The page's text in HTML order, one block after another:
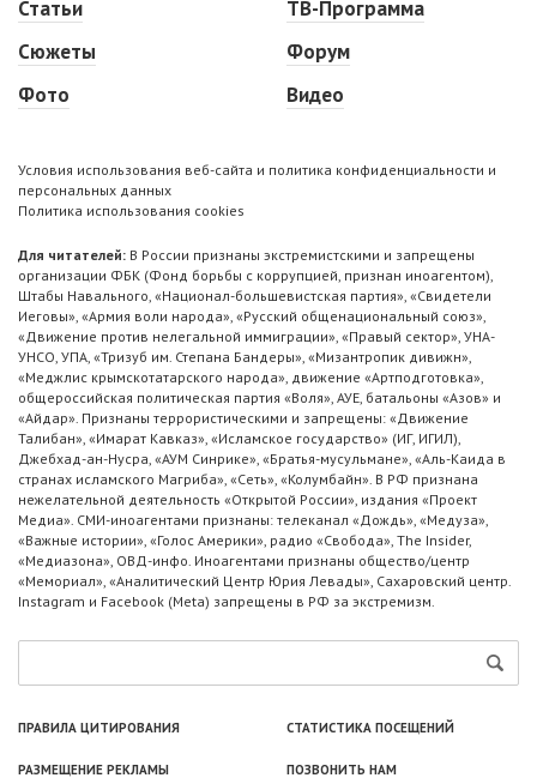
Статьи
Сюжеты
Фото
ТВ-Программа
Форум
Видео
Условия использования веб-сайта и политика конфиденциальности и
персональных данных
Политика использования cookies
Для читателей: В России признаны экстремистскими и запрещены
организации ФБК (Фонд борьбы с коррупцией, признан иноагентом),
Штабы Навального, «Национал-большевистская партия», «Свидетели
Иеговы», «Армия воли народа», «Русский общенациональный союз»,
«Движение против нелегальной иммиграции», «Правый сектор», УНА-
УНСО, УПА, «Тризуб им. Степана Бандеры», «Мизантропик дивижн»,
«Меджлис крымскотатарского народа», движение «Артподготовка»,
общероссийская политическая партия «Воля», АУЕ, батальоны «Азов» и
«Айдар». Признаны террористическими и запрещены: «Движение
Талибан», «Имарат Кавказ», «Исламское государство» (ИГ, ИГИЛ),
Джебхад-ан-Нусра, «АУМ Синрике», «Братья-мусульмане», «Аль-Каида в
странах исламского Магриба», «Сеть», «Колумбайн». В РФ признана
нежелательной деятельность «Открытой России», издания «Проект
Медиа». СМИ-иноагентами признаны: телеканал «Дождь», «Медуза»,
«Важные истории», «Голос Америки», радио «Свобода», The Insider,
«Медиазона», ОВД-инфо. Иноагентами признаны общество/центр
«Мемориал», «Аналитический Центр Юрия Левады», Сахаровский центр.
Instagram и Facebook (Metа) запрещены в РФ за экстремизм.
ПРАВИЛА ЦИТИРОВАНИЯ СТАТИСТИКА ПОСЕЩЕНИЙ
РАЗМЕЩЕНИЕ РЕКЛАМЫ ПОЗВОНИТЬ НАМ